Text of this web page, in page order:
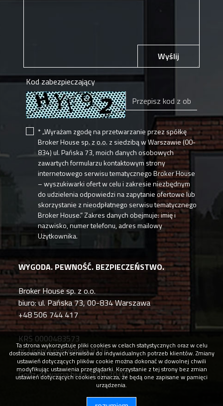
WYGODA. PEWNOŚĆ. BEZPIECZEŃSTWO.
Broker House sp. z o.o.
biuro: ul. Pańska 73, 00-834 Warszawa
+48 506 744 417
KRS 0000483573
nr. Licencji pośrednika 9116
Godz. otwarcia biura: 9:00-20:00
Wyślij
Kod zabezpieczający
* „Wyrażam zgodę na przetwarzanie przez spółkę
Broker House sp. z o.o. z siedzibą w Warszawie (00-
834) ul. Pańska 73, moich danych osobowych
zawartych formularzu kontaktowym strony
internetowego serwisu tematycznego Broker House
– wyszukiwarki ofert w celu i zakresie niezbędnym
do udzielenia odpowiedzi na zapytanie ofertowe lub
skorzystanie z nieodpłatnego serwisu tematycznego
Broker House.” Zakres danych obejmuje: imię i
nazwisko, numer telefonu, adres mailowy
Użytkownika.
Ta strona wykorzystuje pliki cookies w celach statystycznych oraz w celu
dostosowania naszych serwisów do indywidualnych potrzeb klientów. Zmiany
ustawień dotyczących plików cookie można dokonać w dowolnej chwili
modyfikując ustawienia przeglądarki. Korzystanie z tej strony bez zmian
ustawień dotyczących cookies oznacza, że będą one zapisane w pamięci
urządzenia.